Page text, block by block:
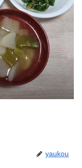
yaukou